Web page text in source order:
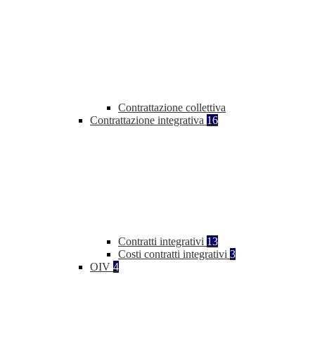
Contrattazione collettiva
Contrattazione integrativa 16
Contratti integrativi 13
Costi contratti integrativi 3
OIV 4